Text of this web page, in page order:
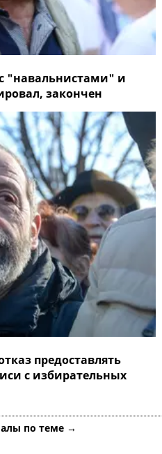
"навальнистами" и
закончен
предоставлять
с избирательных
по теме →